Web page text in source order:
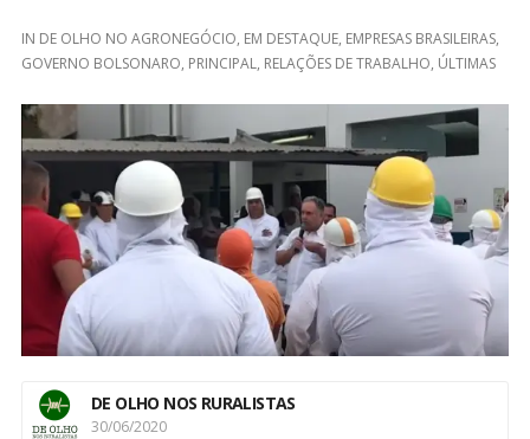
IN DE OLHO NO AGRONEGÓCIO, EM DESTAQUE, EMPRESAS BRASILEIRAS,
GOVERNO BOLSONARO, PRINCIPAL, RELAÇÕES DE TRABALHO, ÚLTIMAS
DE OLHO NOS RURALISTAS
30/06/2020